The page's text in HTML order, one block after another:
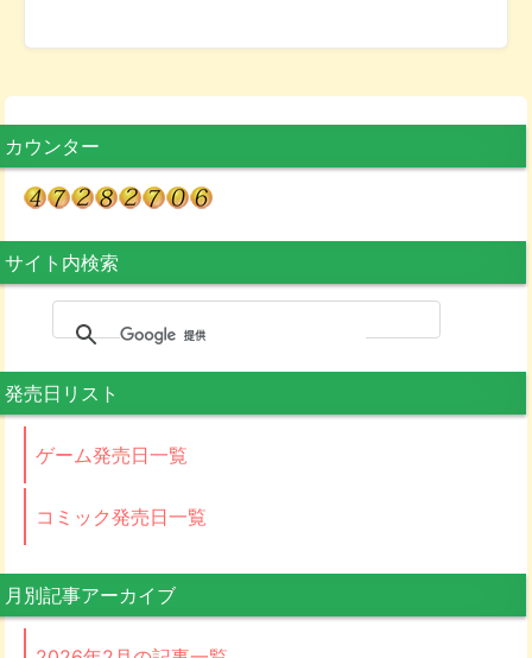
カウンター
サイト内検索
発売日リスト
ゲーム発売日一覧
コミック発売日一覧
月別記事アーカイブ